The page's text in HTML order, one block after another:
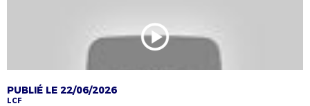
PUBLIÉ LE 22/06/2026
LCF